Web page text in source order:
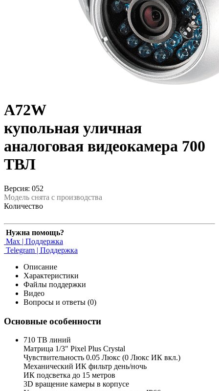
A72W
купольная уличная
аналоговая видеокамера 700
ТВЛ
Версия: 052
Модель снята с производства
Количество
Нужна помощь?
Max | Поддержка
Telegram | Поддержка
Описание
Характеристики
Файлы поддержки
Видео
Вопросы и ответы (0)
Основные особенности
710 ТВ линий
Матрица 1/3" Pixel Plus Crystal
Чувствительность 0.05 Люкс (0 Люкс ИК вкл.)
Механический ИК фильтр день/ночь
ИК подсветка до 15 метров
3D вращение камеры в корпусе